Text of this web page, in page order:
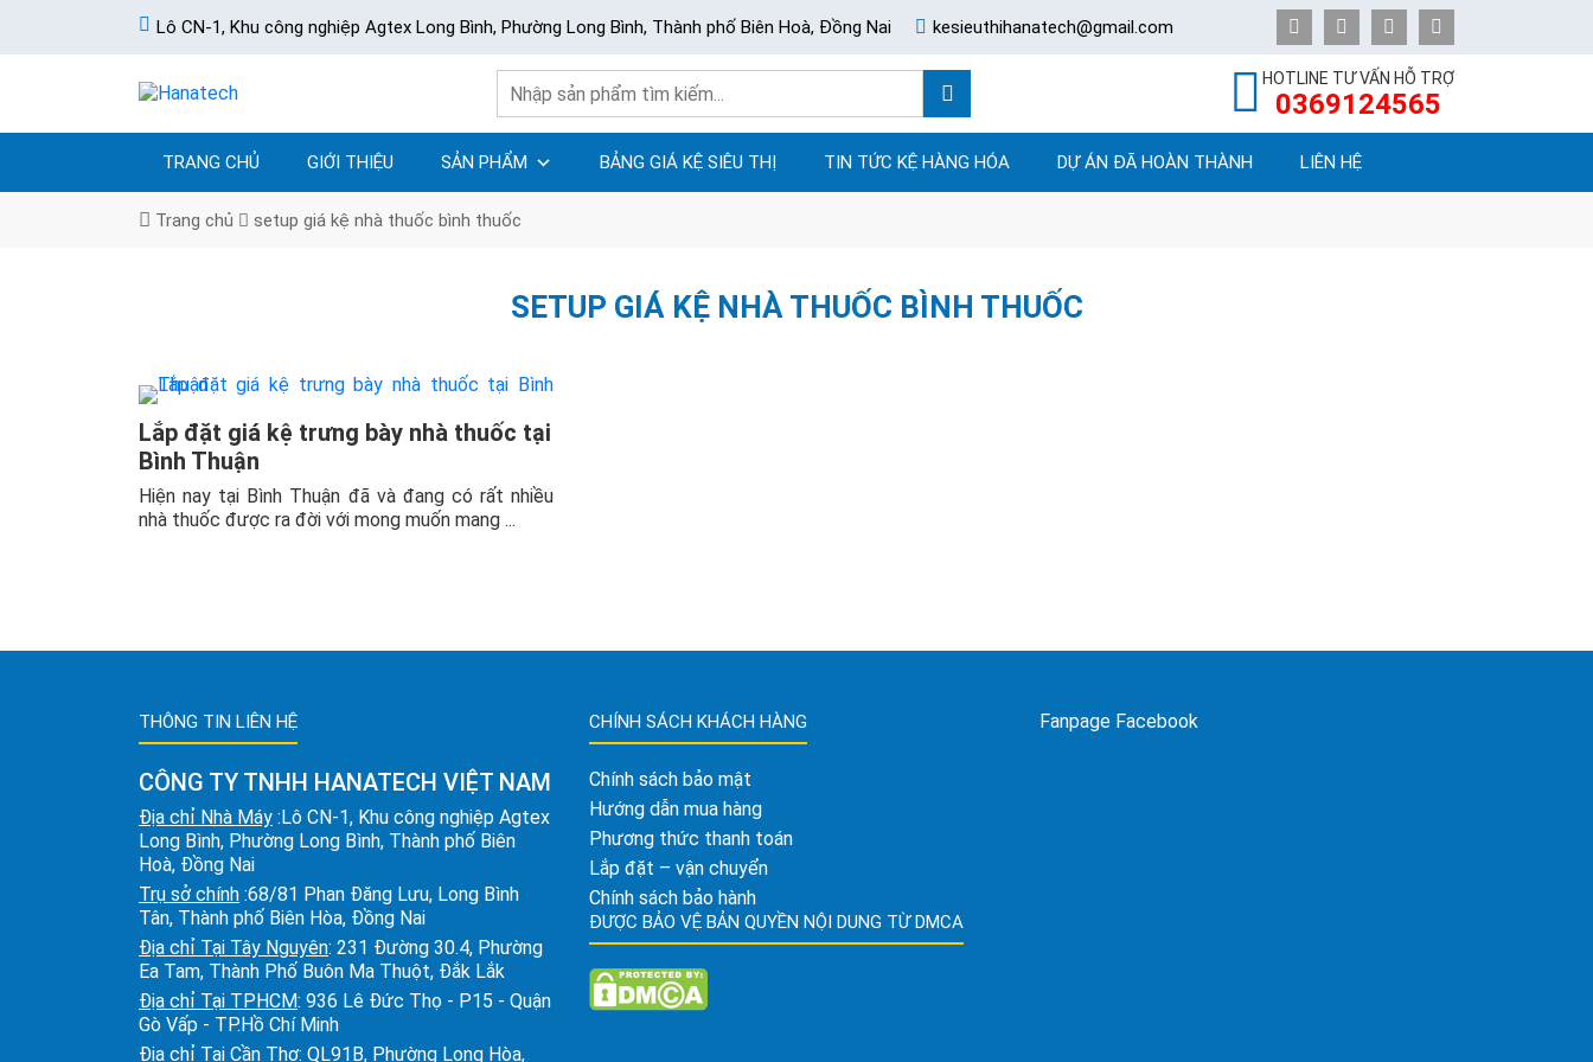
Lô CN-1, Khu công nghiệp Agtex Long Bình, Phường Long Bình, Thành phố Biên Hoà, Đồng Nai kesieuthihanatech@gmail.com
HOTLINE TƯ VẤN HỖ TRỢ
0369124565
TRANG CHỦ GIỚI THIỆU SẢN PHẨM BẢNG GIÁ KỆ SIÊU THỊ TIN TỨC KỆ HÀNG HÓA DỰ ÁN ĐÃ HOÀN THÀNH LIÊN HỆ
Trang chủ setup giá kệ nhà thuốc bình thuốc
SETUP GIÁ KỆ NHÀ THUỐC BÌNH THUỐC
Lắp đặt giá kệ trưng bày nhà thuốc tại
Bình Thuận
Hiện nay tại Bình Thuận đã và đang có rất nhiều
nhà thuốc được ra đời với mong muốn mang ...
THÔNG TIN LIÊN HỆ
CÔNG TY TNHH HANATECH VIỆT NAM
Địa chỉ Nhà Máy :Lô CN-1, Khu công nghiệp Agtex
Long Bình, Phường Long Bình, Thành phố Biên
Hoà, Đồng Nai
Trụ sở chính :68/81 Phan Đăng Lưu, Long Bình
Tân, Thành phố Biên Hòa, Đồng Nai
Địa chỉ Tại Tây Nguyên: 231 Đường 30.4, Phường
Ea Tam, Thành Phố Buôn Ma Thuột, Đắk Lắk
Địa chỉ Tại TPHCM: 936 Lê Đức Thọ - P15 - Quận
Gò Vấp - TP.Hồ Chí Minh
Địa chỉ Tại Cần Thơ: QL91B, Phường Long Hòa,
CHÍNH SÁCH KHÁCH HÀNG
Chính sách bảo mật
Hướng dẫn mua hàng
Phương thức thanh toán
Lắp đặt – vận chuyển
Chính sách bảo hành
ĐƯỢC BẢO VỆ BẢN QUYỀN NỘI DUNG TỪ DMCA
Fanpage Facebook